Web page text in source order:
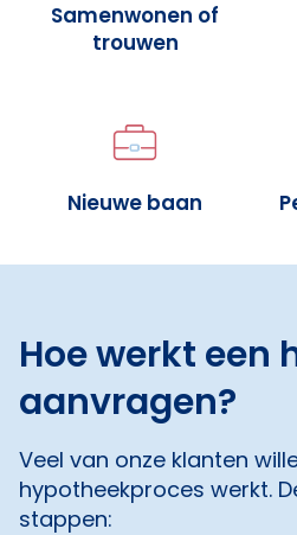
Samenwonen of
trouwen
Nieuwe baan
Hoe werkt een
aanvragen?
Veel van onze klanten
hypotheekproces werkt.
stappen: